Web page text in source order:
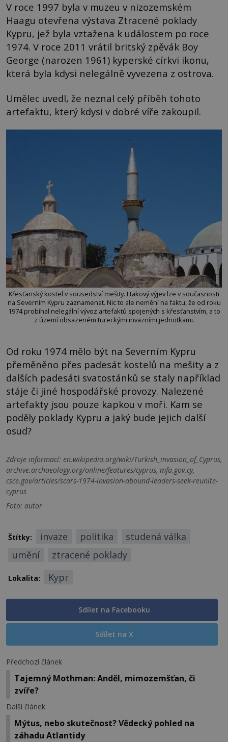
V roce 1997 byla v muzeu v nizozemském
Haagu otevřena výstava Ztracené poklady
Kypru, jež byla vztažena k událostem po roce
1974. V roce 2011 vrátil britský zpěvák Boy
George (narozen 1961) kyperské církvi ikonu,
která byla kdysi nelegálně vyvezena z ostrova.
Umělec uvedl, že neznal celý příběh tohoto
artefaktu, který kdysi v dobré víře zakoupil.
Křesťanský kostel v sousedství mešity. I takový výjev lze v současnosti
na Severním Kypru zaznamenat. Nic to ale nemění na faktu, že od roku
1974 probíhal nelegální vývoz artefaktů spojených s křesťanstvím, a to
z území obsazeném tureckými invazními jednotkami.
Od roku 1974 mělo být na Severním Kypru
přeměněno přes padesát kostelů na mešity a z
dalších padesáti svatostánků se staly například
stáje či jiné hospodářské provozy. Nalezené
artefakty jsou pouze kapkou v moři. Kam se
poděly poklady Kypru a jaký bude jejich další
osud?
Zdroje informací: en.wikipedia.org/wiki/Turkish_invasion_of_Cyprus,
archive.archaeology.org/online/features/cyprus, mfa.gov.cy,
csce.gov/articles/scars-1974-invasion-abound-leaders-seek-reunite-
cyprus
Foto: autor
Štítky: invaze politika
studená válka
umění
ztracené poklady
Lokalita: Kypr
Sdílet na Facebooku
Sdílet na X
Předchozí článek
Tajemný Mothman: Anděl, mimozemšťan, či
zvíře?
Další článek
Mýtus, nebo skutečnost? Vědecký pohled na
záhadu Atlantidy